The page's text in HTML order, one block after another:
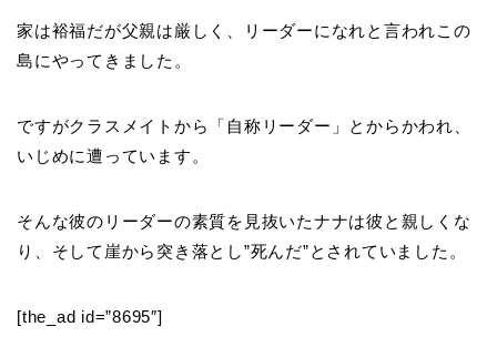
家は裕福だが父親は厳しく、リーダーになれと言われこの
島にやってきました。
ですがクラスメイトから「自称リーダー」とからかわれ、
いじめに遭っています。
そんな彼のリーダーの素質を見抜いたナナは彼と親しくな
り、そして崖から突き落とし”死んだ”とされていました。
[the_ad id=”8695″]